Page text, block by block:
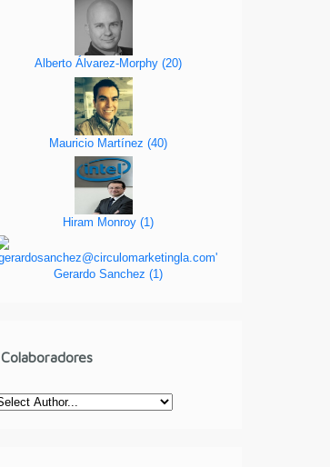
Alberto Álvarez-Morphy (20)
Mauricio Martínez (40)
Hiram Monroy (1)
Gerardo Sanchez (1 )
Colaboradores